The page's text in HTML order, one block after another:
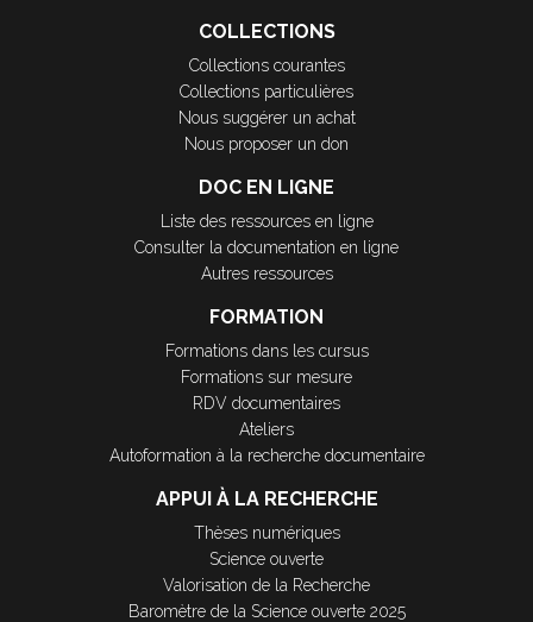
COLLECTIONS
Collections courantes
Collections particulières
Nous suggérer un achat
Nous proposer un don
DOC EN LIGNE
Liste des ressources en ligne
Consulter la documentation en ligne
Autres ressources
FORMATION
Formations dans les cursus
Formations sur mesure
RDV documentaires
Ateliers
Autoformation à la recherche documentaire
APPUI À LA RECHERCHE
Thèses numériques
Science ouverte
Valorisation de la Recherche
Baromètre de la Science ouverte 2025